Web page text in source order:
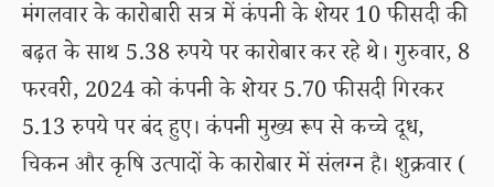
मंगलवार के कारोबारी सत्र में कंपनी के शेयर 10 फीसदी की
बढ़त के साथ 5.38 रुपये पर कारोबार कर रहे थे। गुरुवार, 8
फरवरी, 2024 को कंपनी के शेयर 5.70 फीसदी गिरकर
5.13 रुपये पर बंद हुए। कंपनी मुख्य रूप से कच्चे दूध,
चिकन और कृषि उत्पादों के कारोबार में संलग्न है। शुक्रवार (